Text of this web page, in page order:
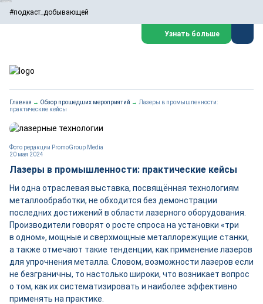
#подкаст_добывающей
Узнать больше
Главная → Обзор прошедших мероприятий → Лазеры в промышленности:
практические кейсы
20 мая 2024
Фото редакции PromoGroup Media
Лазеры в промышленности: практические кейсы
Ни одна отраслевая выставка, посвящённая технологиям
металлообработки, не обходится без демонстрации
последних достижений в области лазерного оборудования.
Производители говорят о росте спроса на установки «три
в одном», мощные и сверхмощные металлорежущие станки,
а также отмечают такие тенденции, как применение лазеров
для упрочнения металла. Словом, возможности лазеров если
не безграничны, то настолько широки, что возникает вопрос
о том, как их систематизировать и наиболее эффективно
применять на практике.